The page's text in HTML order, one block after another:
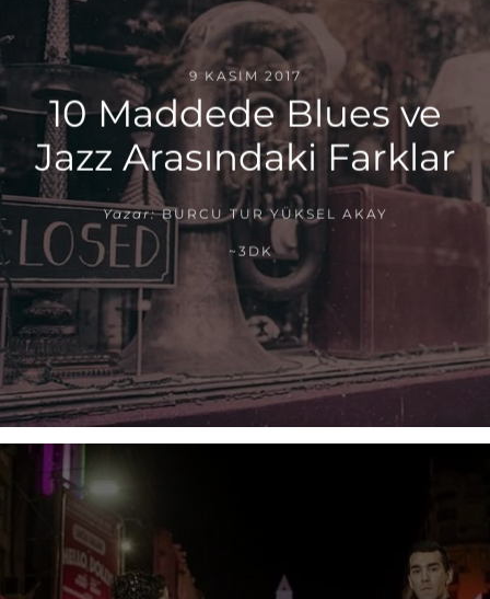
9 KASIM 2017
10 Maddede Blues ve
Jazz Arasındaki Farklar
Yazar: BURCU TUR YÜKSEL AKAY
~3DK